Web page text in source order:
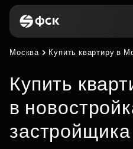
Москва Купить квартиру в
Купить
в
застройщика